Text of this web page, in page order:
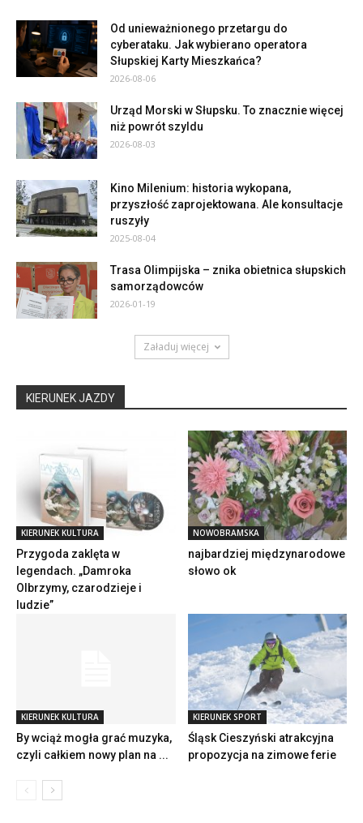
Od unieważnionego przetargu do
cyberataku. Jak wybierano operatora
Słupskiej Karty Mieszkańca?
2026-08-06
Urząd Morski w Słupsku. To znacznie więcej
niż powrót szyldu
2026-08-03
Kino Milenium: historia wykopana,
przyszłość zaprojektowana. Ale konsultacje
ruszyły
2025-08-04
Trasa Olimpijska – znika obietnica słupskich
samorządowców
2026-01-19
Załaduj więcej
KIERUNEK JAZDY
KIERUNEK KULTURA
Przygoda zaklęta w
legendach. „Damroka
Olbrzymy, czarodzieje i
ludzie”
NOWOBRAMSKA
najbardziej międzynarodowe
słowo ok
KIERUNEK KULTURA
By wciąż mogła grać muzyka,
czyli całkiem nowy plan na ...
KIERUNEK SPORT
Śląsk Cieszyński atrakcyjna
propozycja na zimowe ferie